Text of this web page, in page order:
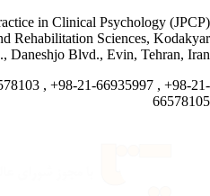
in Clinical Psychology
Rehabilitation Sciences,
Daneshjo Blvd., Evin, Tehran,
, +98-21-66935997 , +98-